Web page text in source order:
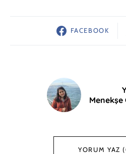
FACEBOOK
Menekşe
YORUM YAZ